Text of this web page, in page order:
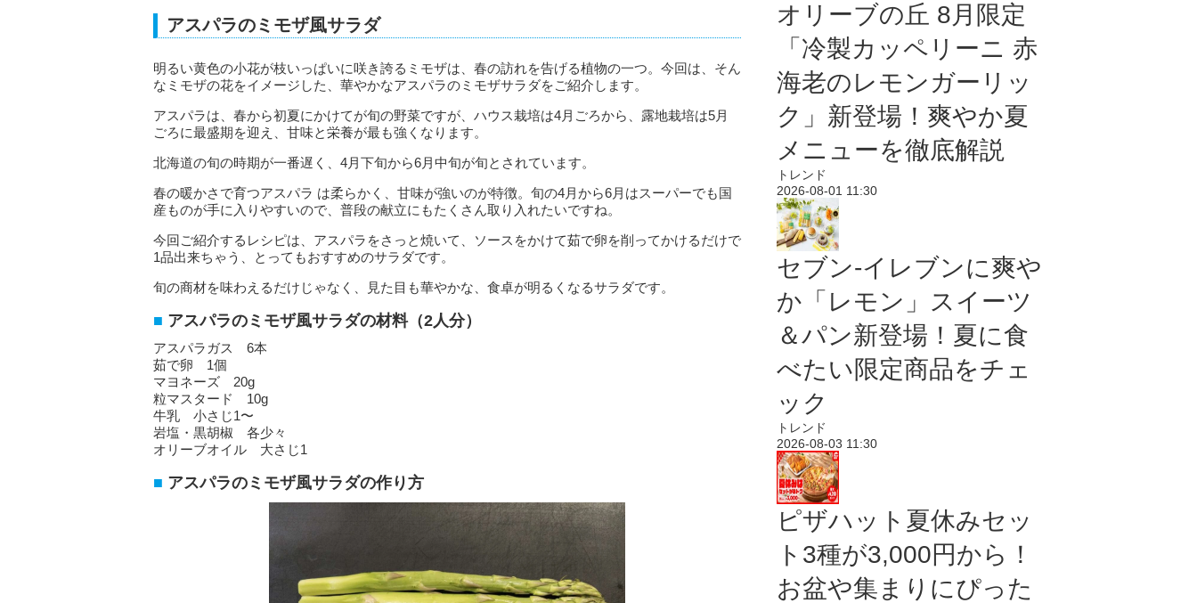
アスパラのミモザ風サラダ
明るい黄色の小花が枝いっぱいに咲き誇るミモザは、春の訪れを告げる植物の一つ。今回は、そん
なミモザの花をイメージした、華やかなアスパラのミモザサラダをご紹介します。
アスパラは、春から初夏にかけてが旬の野菜ですが、ハウス栽培は4月ごろから、露地栽培は5月
ごろに最盛期を迎え、甘味と栄養が最も強くなります。
北海道の旬の時期が一番遅く、4月下旬から6月中旬が旬とされています。
春の暖かさで育つアスパラ は柔らかく、甘味が強いのが特徴。旬の4月から6月はスーパーでも国
産ものが手に入りやすいので、普段の献立にもたくさん取り入れたいですね。
今回ご紹介するレシピは、アスパラをさっと焼いて、ソースをかけて茹で卵を削ってかけるだけで
1品出来ちゃう、とってもおすすめのサラダです。
旬の商材を味わえるだけじゃなく、見た目も華やかな、食卓が明るくなるサラダです。
アスパラのミモザ風サラダの材料（2人分）
アスパラガス 6本
茹で卵 1個
マヨネーズ 20g
粒マスタード 10g
牛乳 小さじ1〜
岩塩・黒胡椒 各少々
オリーブオイル 大さじ1
アスパラのミモザ風サラダの作り方
オリーブの丘 8月限定
「冷製カッペリーニ 赤
海老のレモンガーリッ
ク」新登場！爽やか夏
メニューを徹底解説
トレンド
2026-08-01 11:30
セブン‐イレブンに爽や
か「レモン」スイーツ
＆パン新登場！夏に食
べたい限定商品をチェ
ック
トレンド
2026-08-03 11:30
ピザハット夏休みセッ
ト3種が3,000円から！
お盆や集まりにぴった